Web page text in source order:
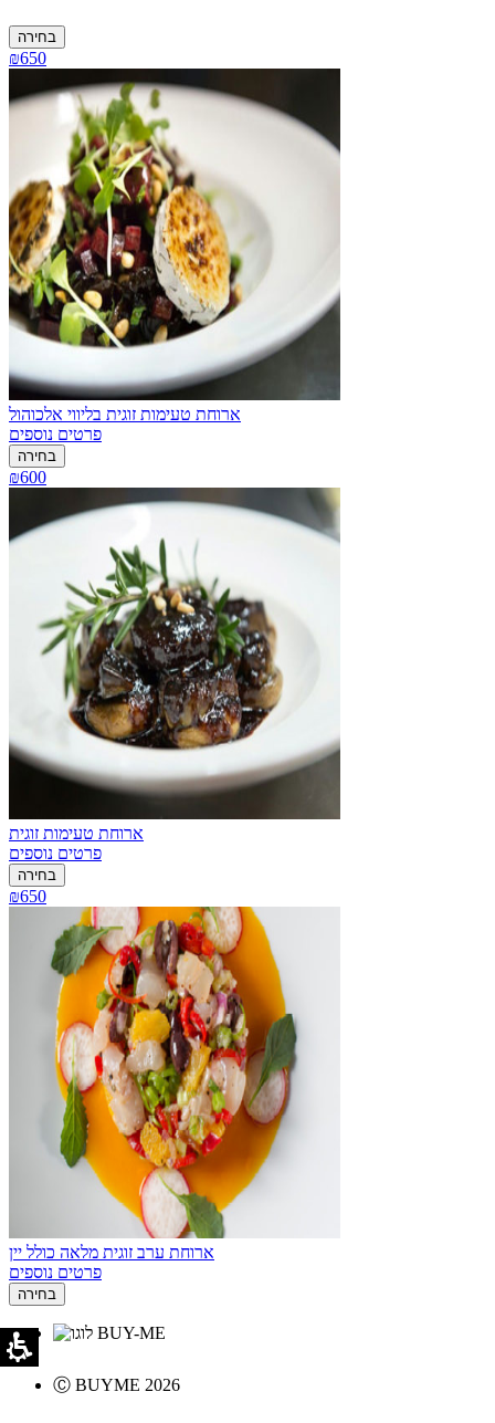
בחירה
₪650
ארוחת טעימות זוגית בליווי אלכוהול
פרטים נוספים
בחירה
₪600
ארוחת טעימות זוגית
פרטים נוספים
בחירה
₪650
ארוחת ערב זוגית מלאה כולל יין
פרטים נוספים
בחירה
Ⓒ BUYME 2026